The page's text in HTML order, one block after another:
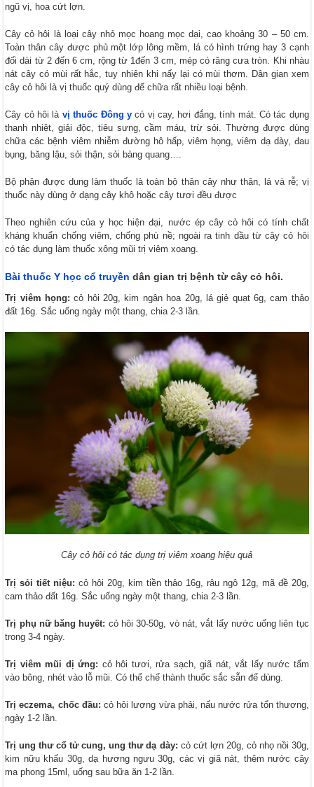
ngũ vị, hoa cứt lợn.
Cây cỏ hôi là loại cây nhỏ mọc hoang mọc dại, cao khoảng 30 – 50 cm.
Toàn thân cây được phủ một lớp lông mềm, lá có hình trứng hay 3 cạnh
đối dài từ 2 đến 6 cm, rộng từ 1đến 3 cm, mép có răng cưa tròn. Khi nhàu
nát cây có mùi rất hắc, tuy nhiên khi nấy lại có mùi thơm. Dân gian xem
cây cỏ hôi là vị thuốc quý dùng để chữa rất nhiều loại bệnh.
Cây cỏ hôi là vị thuốc Đông ycó vị cay, hơi đắng, tính mát. Có tác dụng
thanh nhiệt, giải độc, tiêu sưng, cầm máu, trừ sỏi. Thường được dùng
chữa các bệnh viêm nhiễm đường hô hấp, viêm họng, viêm dạ dày, đau
bụng, băng lậu, sỏi thận, sỏi bàng quang….
Bộ phận được dung làm thuốc là toàn bộ thân cây như thân, lá và rễ; vị
thuốc này dùng ở dạng cây khô hoặc cây tươi đều được
Theo nghiên cứu của y học hiện đại, nước ép cây cỏ hôi có tính chất
kháng khuẩn chống viêm, chống phù nề; ngoài ra tinh dầu từ cây cỏ hôi
có tác dụng làm thuốc xông mũi trị viêm xoang.
Bài thuốc Y học cổ truyền dân gian trị bệnh từ cây cỏ hôi.
Trị viêm họng: cỏ hôi 20g, kim ngân hoa 20g, lá giẻ quạt 6g, cam thảo
đất 16g. Sắc uống ngày một thang, chia 2-3 lần.
Cây cỏ hôi có tác dụng trị viêm xoang hiệu quả
Trị sỏi tiết niệu: cỏ hôi 20g, kim tiền thảo 16g, râu ngô 12g, mã đề 20g,
cam thảo đất 16g. Sắc uống ngày một thang, chia 2-3 lần.
Trị phụ nữ băng huyết: cỏ hôi 30-50g, vò nát, vắt lấy nước uống liên tục
trong 3-4 ngày.
Trị viêm mũi dị ứng: cỏ hôi tươi, rửa sạch, giã nát, vắt lấy nước tẩm
vào bông, nhét vào lỗ mũi. Có thể chế thành thuốc sắc sẵn để dùng.
Trị eczema, chốc đầu: cỏ hôi lượng vừa phải, nấu nước rửa tổn thương,
ngày 1-2 lần.
Trị ung thư cổ tử cung, ung thư dạ dày: cỏ cứt lợn 20g, cỏ nhọ nồi 30g,
kim nữu khấu 30g, dạ hương ngưu 30g, các vị giã nát, thêm nước cây
ma phong 15ml, uống sau bữa ăn 1-2 lần.